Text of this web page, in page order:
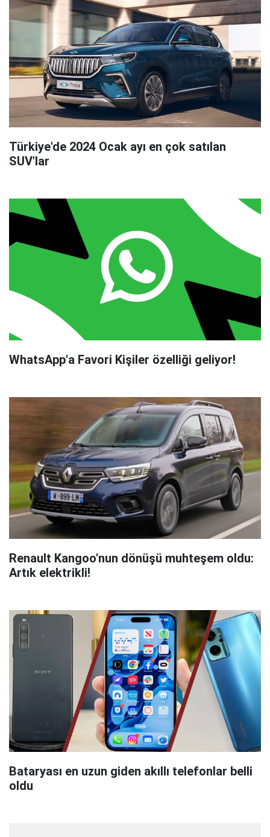
Türkiye'de 2024 Ocak ayı en çok satılan
SUV'lar
WhatsApp'a Favori Kişiler özelliği geliyor!
Renault Kangoo'nun dönüşü muhteşem oldu:
Artık elektrikli!
Bataryası en uzun giden akıllı telefonlar belli
oldu